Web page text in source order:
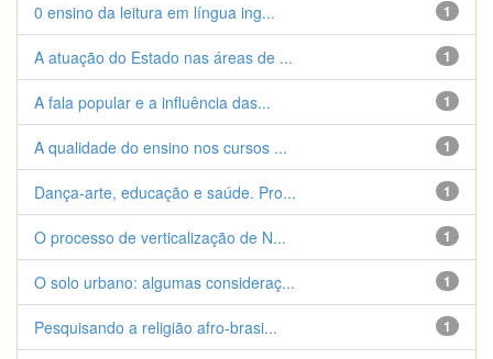
1
0 ensino da leitura em língua ing...
1
A atuação do Estado nas áreas de ...
1
A fala popular e a influência das...
1
A qualidade do ensino nos cursos ...
1
Dança-arte, educação e saúde. Pro...
1
O processo de verticalização de N...
1
O solo urbano: algumas consideraç...
1
Pesquisando a religião afro-brasi...